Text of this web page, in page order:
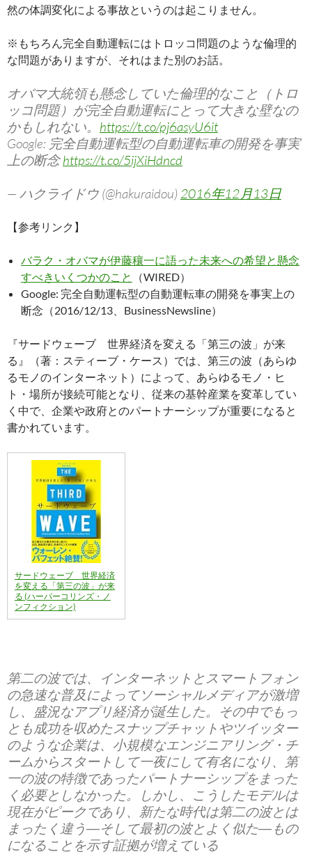
然の体調変化による事故というのは起こりません。
※もちろん完全自動運転にはトロッコ問題のような倫理的
な問題がありますが、それはまた別のお話。
オバマ大統領も懸念していた倫理的なこと（トロ
ッコ問題）が完全自動運転にとって大きな壁なの
かもしれない。 https://t.co/pj6asyU6it
Google: 完全自動運転型の自動運転車の開発を事実
上の断念https://t.co/5ijXiHdncd
— ハクライドウ (@hakuraidou) 2016年12月13日
【参考リンク】
バラク・オバマが伊藤穰一に語った未来への希望と懸念
すべきいくつかのこと
（WIRED）
Google: 完全自動運転型の自動運転車の開発を事実上の
断念（2016/12/13、BusinessNewsline）
『サードウェーブ 世界経済を変える「第三の波」が来
る』（著：スティーブ・ケース）では、第三の波（あらゆ
るモノのインターネット）によって、あらゆるモノ・ヒ
ト・場所が接続可能となり、従来の基幹産業を変革してい
く中で、企業や政府とのパートナーシップが重要になると
書かれています。
サードウェーブ 世界経済
を変える「第三の波」が来
る (ハーパーコリンズ・ノ
ンフィクション)
第二の波では、インターネットとスマートフォン
の急速な普及によってソーシャルメディアが激増
し、盛況なアプリ経済が誕生した。その中でもっ
とも成功を収めたスナップチャットやツイッター
のような企業は、小規模なエンジニアリング・チ
ームからスタートして一夜にして有名になり、第
一の波の特徴であったパートナーシップをまった
く必要としなかった。しかし、こうしたモデルは
現在がピークであり、新たな時代は第二の波とは
まったく違う―そして最初の波とよく似た―もの
になることを示す証拠が増えている